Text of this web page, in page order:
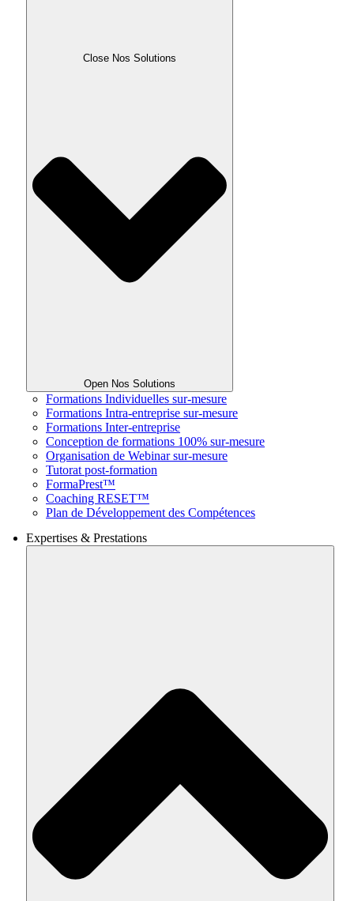
Close Nos Solutions
Open Nos Solutions
Formations Individuelles sur-mesure
Formations Intra-entreprise sur-mesure
Formations Inter-entreprise
Conception de formations 100% sur-mesure
Organisation de Webinar sur-mesure
Tutorat post-formation
FormaPrest™
Coaching RESET™
Plan de Développement des Compétences
Expertises & Prestations